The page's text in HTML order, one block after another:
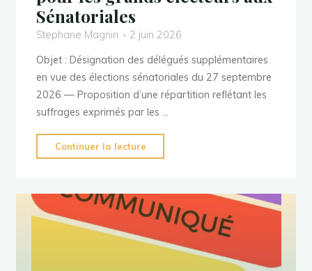
Sénatoriales
Stephane Magnin
2 juin 2026
Objet : Désignation des délégués supplémentaires
en vue des élections sénatoriales du 27 septembre
2026 — Proposition d’une répartition reflétant les
suffrages exprimés par les …
Continuer la lecture
ouverte
N
Daragon
les